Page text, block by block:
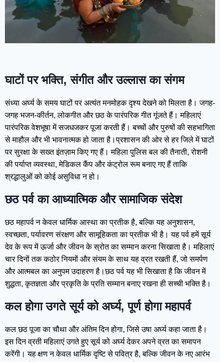
घाटों पर भक्ति, संगीत और उल्लास का संगम
संध्या अर्घ्य के समय घाटों पर अत्यंत मनमोहक दृश्य देखने को मिलता है। जगह-
जगह भजन-कीर्तन, लोकगीत और छठ के पारंपरिक गीत गूंजते हैं। महिलाएं
पारंपरिक वेशभूषा में सजधजकर पूजा करती हैं। बच्चों और पुरुषों की सहभागिता
से माहौल और भी भावनात्मक हो जाता है।प्रशासन की ओर से हर जिले में घाटों
पर सुरक्षा के सख्त इंतज़ाम किए गए हैं। महिला पुलिस बल की तैनाती, रोशनी
की पर्याप्त व्यवस्था, मेडिकल कैंप और कंट्रोल रूम बनाए गए हैं ताकि
श्रद्धालुओं को कोई असुविधा न हो।
छठ पर्व का आध्यात्मिक और सामाजिक संदेश
छठ महापर्व न केवल धार्मिक आस्था का प्रतीक है, बल्कि यह अनुशासन,
स्वच्छता, पर्यावरण संरक्षण और सामूहिकता का प्रतीक भी है। यह पर्व हमें सूर्य
देव के रूप में ऊर्जा और जीवन के स्रोत का सम्मान करना सिखाता है। महिलाएं
चार दिनों तक कठोर नियमों और संयम के साथ यह व्रत रखती हैं, जो समर्पण
और आत्मबल का अनुपम उदाहरण है।छठ पर्व यह भी सिखाता है कि जीवन में
शुद्धता, कृतज्ञता और प्रकृति के प्रति सम्मान बनाए रखना ही सच्ची भक्ति है।
कल होगा उगते सूर्य को अर्घ्य, पूर्ण होगा महापर्व
कल छठ पूजा का चौथा और अंतिम दिन होगा, जिसे उषा अर्घ्य कहा जाता है।
इस दिन व्रती महिलाएं उगते हुए सूर्य को अर्घ्य देकर अपने व्रत का समापन
करेंगी। यह क्षण न केवल धार्मिक दृष्टि से पवित्र है, बल्कि जीवन के नए आरंभ